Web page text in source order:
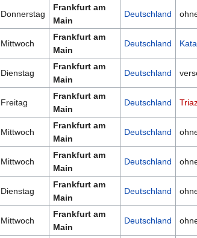
Donnerstag
Frankfurt am
Main
Deutschland
Mittwoch
Frankfurt am
Main
Deutschland
Dienstag
Frankfurt am
Main
Deutschland
Freitag
Frankfurt am
Main
Deutschland
Mittwoch
Frankfurt am
Main
Deutschland
Mittwoch
Frankfurt am
Main
Deutschland
Dienstag
Frankfurt am
Main
Deutschland
Mittwoch
Frankfurt am
Main
Deutschland